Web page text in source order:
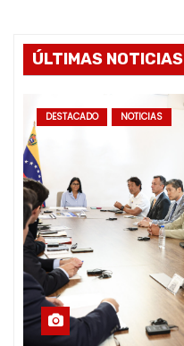
ÚLTIMAS NOTICIAS
DESTACADO NOTICIAS